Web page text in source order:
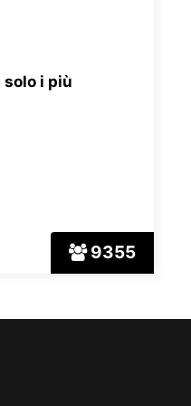
9355
solo i più